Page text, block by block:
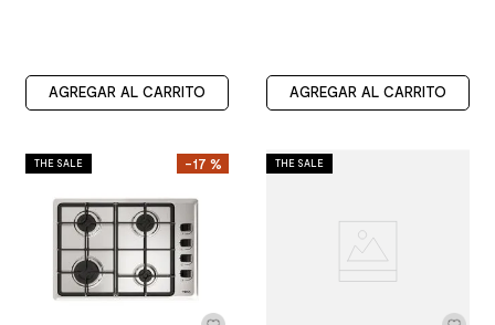
AGREGAR AL CARRITO AGREGAR AL CARRITO
-17 %
THE SALE THE SALE